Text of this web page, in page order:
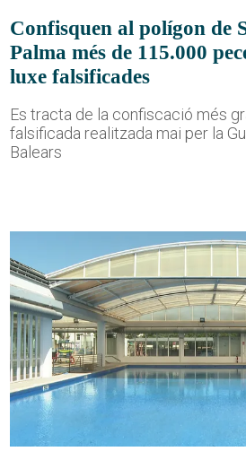
Confisquen al polígon de
Palma més de 115.000
luxe falsificades
Es tracta de la confiscació més
falsificada realitzada mai per la
Balears